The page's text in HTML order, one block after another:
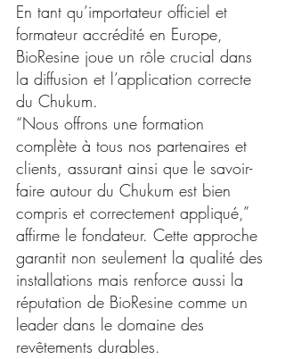
En tant qu’importateur officiel et
formateur accrédité en Europe,
BioResine joue un rôle crucial dans
la diffusion et l’application correcte
du Chukum.
“Nous offrons une formation
complète à tous nos partenaires et
clients, assurant ainsi que le savoir-
faire autour du Chukum est bien
compris et correctement appliqué,”
affirme le fondateur. Cette approche
garantit non seulement la qualité des
installations mais renforce aussi la
réputation de BioResine comme un
leader dans le domaine des
revêtements durables.